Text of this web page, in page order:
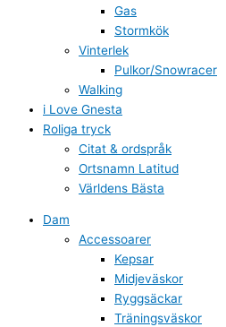
Gas
Stormkök
Vinterlek
Pulkor/Snowracer
Walking
i Love Gnesta
Roliga tryck
Citat & ordspråk
Ortsnamn Latitud
Världens Bästa
Dam
Accessoarer
Kepsar
Midjeväskor
Ryggsäckar
Träningsväskor